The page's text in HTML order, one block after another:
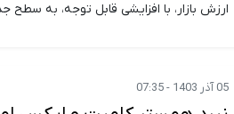
ارزش بازار، با افزایشی قابل توجه، به
05 آذر 1403 - 07:35